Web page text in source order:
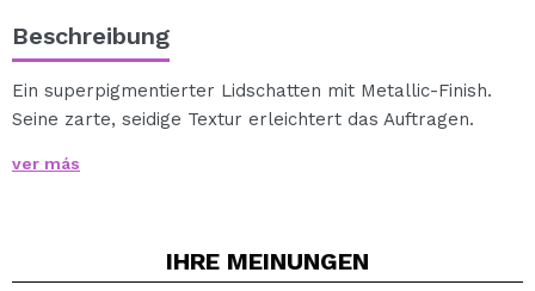
Beschreibung
Ein superpigmentierter Lidschatten mit Metallic-Finish.
Seine zarte, seidige Textur erleichtert das Auftragen.
ver más
IHRE MEINUNGEN